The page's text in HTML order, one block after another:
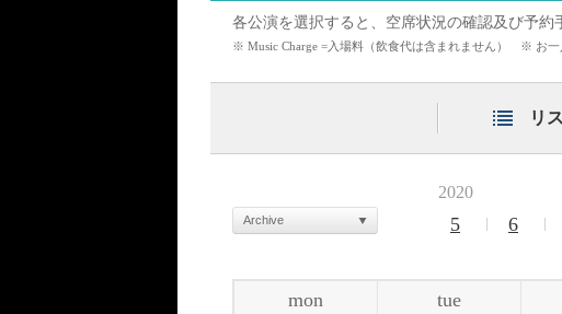
各公演を選択すると、空席状況の確認及び予約
※ Music Charge =入場料（飲食代は含まれません） ※ お一
リ
2020
5 6
Archive
mon tue